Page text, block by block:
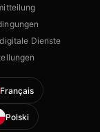
Dienste
Français
Polski